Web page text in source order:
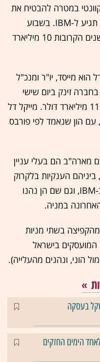
במטרה להבטיח את
ההובלה מול סין, ומחצית מהסכום תגיע ל-IBM. בשבוע
שעבר, IBM הודיעה שתשקיע בשנים הקרובות 10 מיליארד
הוא מייסד, יו"ר ומנכ"ל
זינק ביום שישי
בלבד ב-27.6 מיליארד דולר לכ-112 מיליארד דולר. מייקל דל
העולם, עם הון שנאמד לפי פורבס
מארה"ב הם בעלי עניין
הענקיות בלקרוק
ו-ונגארד. הן גם בין בעלי העניין ב-IBM, וגם שם הן נהנו
במניה.
מהקפיצה בשתי מניות
המועסקים בישראל
הוני, ונהנים מהעלייה).
של 10 מיליון שקל בעסקה
הימים החזקים